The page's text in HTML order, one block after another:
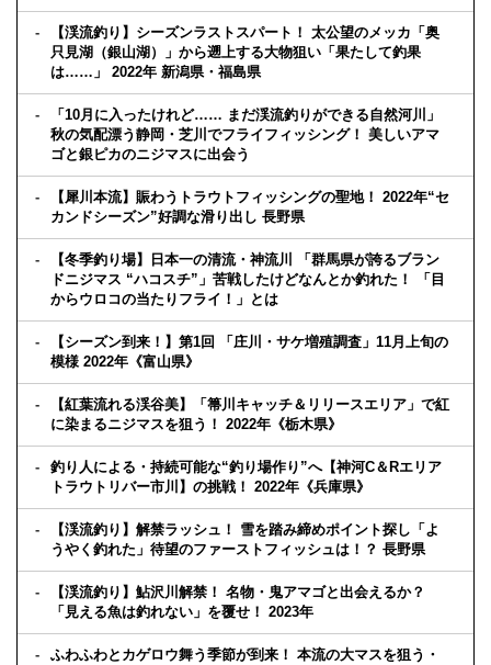
【渓流釣り】シーズンラストスパート！ 太公望のメッカ「奥
只見湖（銀山湖）」から遡上する大物狙い「果たして釣果
は……」 2022年 新潟県・福島県
「10月に入ったけれど…… まだ渓流釣りができる自然河川」
秋の気配漂う静岡・芝川でフライフィッシング！ 美しいアマ
ゴと銀ピカのニジマスに出会う
【犀川本流】賑わうトラウトフィッシングの聖地！ 2022年“セ
カンドシーズン”好調な滑り出し 長野県
【冬季釣り場】日本一の清流・神流川 「群馬県が誇るブラン
ドニジマス “ハコスチ”」苦戦したけどなんとか釣れた！ 「目
からウロコの当たりフライ！」とは
【シーズン到来！】第1回 「庄川・サケ増殖調査」11月上旬の
模様 2022年《富山県》
【紅葉流れる渓谷美】「箒川キャッチ＆リリースエリア」で紅
に染まるニジマスを狙う！ 2022年《栃木県》
釣り人による・持続可能な“釣り場作り”へ【神河C＆Rエリア
トラウトリバー市川】の挑戦！ 2022年《兵庫県》
【渓流釣り】解禁ラッシュ！ 雪を踏み締めポイント探し「よ
うやく釣れた」待望のファーストフィッシュは！？ 長野県
【渓流釣り】鮎沢川解禁！ 名物・鬼アマゴと出会えるか？
「見える魚は釣れない」を覆せ！ 2023年
ふわふわとカゲロウ舞う季節が到来！ 本流の大マスを狙う・